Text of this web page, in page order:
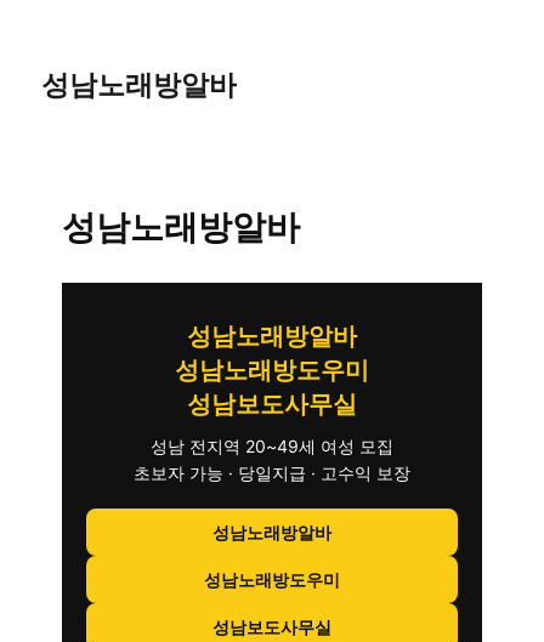
성남노래방알바
성남노래방알바
성남노래방알바
성남노래방도우미
성남보도사무실
성남 전지역 20~49세 여성 모집
초보자 가능 · 당일지급 · 고수익 보장
성남노래방알바
성남노래방도우미
성남보도사무실